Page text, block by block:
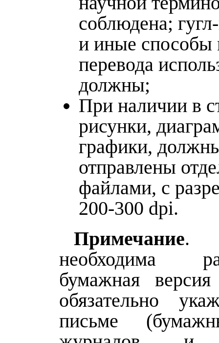
соблюдена;
и иные
перевода
должны;
При наличии в
рисунки,
графики,
отправлены
файлами, с
200-300 dpi.
Примечание.
необходима
бумажная
обязательно
письме